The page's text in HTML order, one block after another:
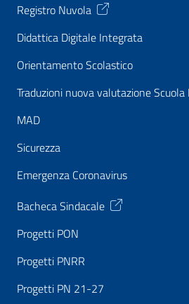
Registro Nuvola
Didattica Digitale Integrata
Orientamento Scolastico
Traduzioni nuova valutazione Scuola
MAD
Sicurezza
Emergenza Coronavirus
Bacheca Sindacale
Progetti PON
Progetti PNRR
Progetti PN 21-27